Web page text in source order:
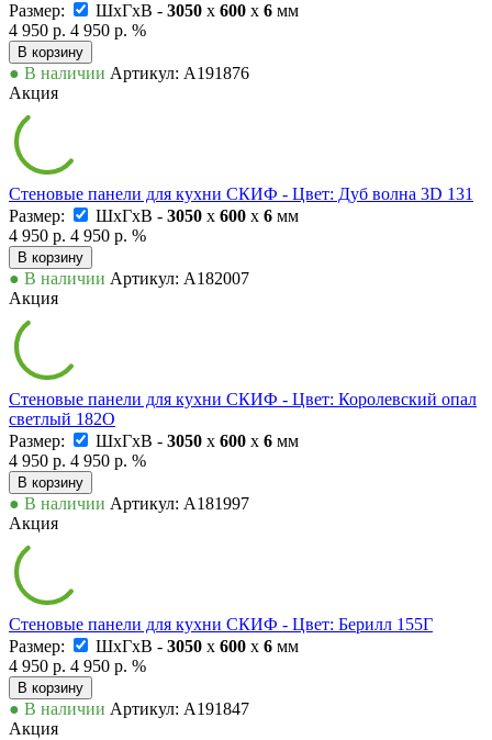
Размер:
ШxГxВ - 3050 x 600 x 6 мм
4 950 р. 4 950 р. %
В корзину
● В наличии Артикул: А191876
Акция
Стеновые панели для кухни СКИФ - Цвет: Дуб волна 3D 131
Размер:
ШxГxВ - 3050 x 600 x 6 мм
4 950 р. 4 950 р. %
В корзину
● В наличии Артикул: А182007
Акция
Стеновые панели для кухни СКИФ - Цвет: Королевский опал
светлый 182О
Размер:
ШxГxВ - 3050 x 600 x 6 мм
4 950 р. 4 950 р. %
В корзину
● В наличии Артикул: А181997
Акция
Стеновые панели для кухни СКИФ - Цвет: Берилл 155Г
Размер:
ШxГxВ - 3050 x 600 x 6 мм
4 950 р. 4 950 р. %
В корзину
● В наличии Артикул: А191847
Акция